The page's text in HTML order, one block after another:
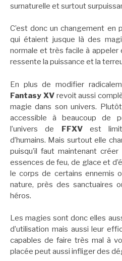
surnaturelle et surtout
C’est donc un changement en
qui étaient jusque là des
normale et très facile à appeler
ressente la puissance et la
En plus de modifier
Fantasy XVrevoit aussi
magie dans son univers.
accessible à beaucoup de
l’univers de FFXVest
d’humains. Mais surtout elle
puisqu’il faut maintenant
essences de feu, de glace et
le corps de certains ennemis
nature, près des sanctuaires
héros.
Les magies sont donc elles
d’utilisation mais aussi leur
capables de faire très mal à
placée peut aussi infliger des